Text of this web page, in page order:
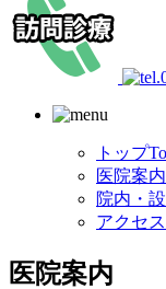
トップ
医院案内
院内・
アクセス
医院案内